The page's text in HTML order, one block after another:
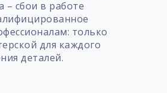
– сбои в работе
только
для каждого
деталей.